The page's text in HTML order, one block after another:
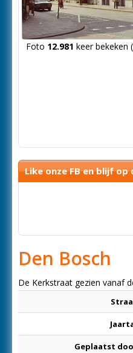
Foto 12.981 keer bekeken
Like onze FB en blijf
Den Bosch
De Kerkstraat gezien vanaf
Geplaatst